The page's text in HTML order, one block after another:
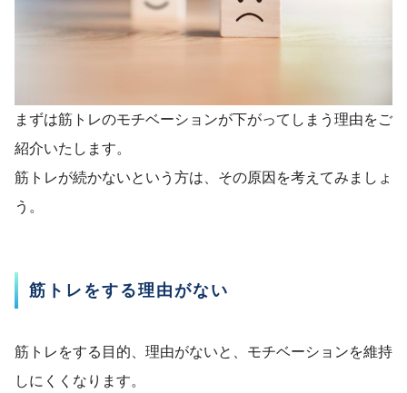
まずは筋トレのモチベーションが下がってしまう理由をご
紹介いたします。
筋トレが続かないという方は、その原因を考えてみましょ
う。
筋トレをする理由がない
筋トレをする目的、理由がないと、モチベーションを維持
しにくくなります。